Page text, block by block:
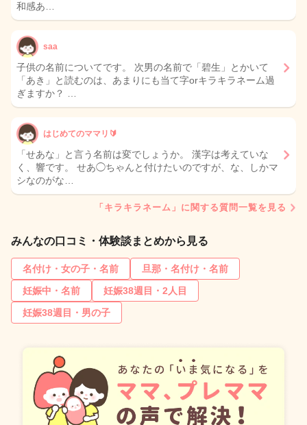
和感あ…
saa
子供の名前についてです。 次男の名前で「碧生」とかいて
「あき」と読むのは、あまりにも当て字orキラキラネーム過
ぎますか？ …
はじめてのママリ🔰
「せあな」と言う名前は変でしょうか。 漢字は考えていな
く、響です。 せあ◯ちゃんと付けたいのですが、な、しかマ
シなのがな…
「キラキラネーム」に関する質問一覧を見る
みんなの口コミ・体験談まとめから見る
名付け・女の子・名前
旦那・名付け・名前
妊娠中・名前
妊娠38週目・2人目
妊娠38週目・男の子